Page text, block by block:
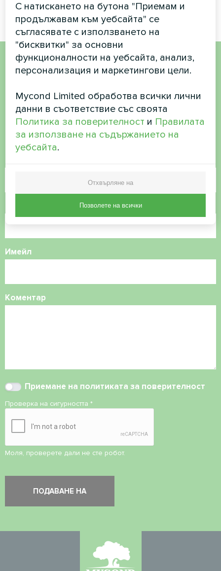
Искате да купите или
имате въпроси?
Свържете се с нас и ние ще ви
помогнем
Имейл
Коментар
Приемане на политиката за поверителност
Проверка на сигурността *
Моля, проверете дали не сте робот.
С натискането на бутона "Приемам и
продължавам към уебсайта" се
съгласявате с използването на
"бисквитки" за основни
функционалности на уебсайта, анализ,
персонализация и маркетингови цели.
Mycond Limited обработва всички лични
данни в съответствие със своята
Политика за поверителност и Правилата
за използване на съдържанието на
уебсайта.
Отхвърляне на
Позволете на всички